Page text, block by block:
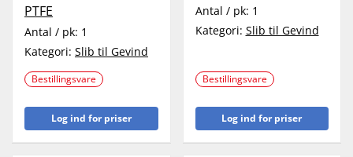
PTFE
Antal / pk: 1
Kategori: Slib til Gevind
Bestillingsvare
Log ind for priser
Antal / pk: 1
Kategori: Slib til Gevind
Bestillingsvare
Log ind for priser